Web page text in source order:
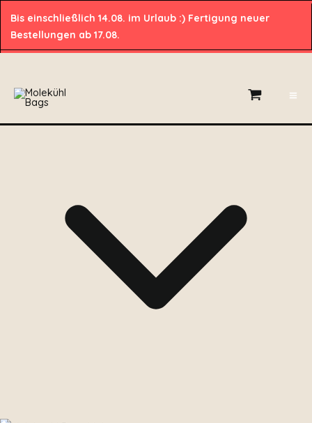
Bis einschließlich 14.08. im Urlaub :) Fertigung neuer
Bestellungen ab 17.08.
Inhalt
springen
handcrafted bags